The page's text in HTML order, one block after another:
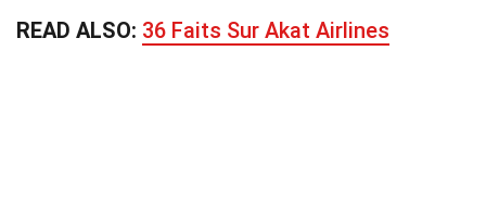
READ ALSO: 36 Faits Sur Akat Airlines